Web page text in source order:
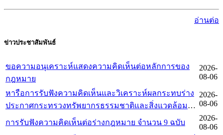
อ่านต่อ
ข่าวประชาสัมพันธ์
ขอความอนุเคราะห์แสดงความคิดเห็นต่อหลักการของ
กฎหมาย
2026-
08-06
หารือการรับฟังความคิดเห็นและวิเคราะห์ผลกระทบร่าง
ประกาศกระทรวงทรัพยากรธรรมชาติและสิ่งแวดล้อม
เพิกถอนเขตห้ามล่าสัตว์ป่า ของกรมอุทยานแห่งชาติ
2026-
08-06
การรับฟังความคิดเห็นต่อร่างกฎหมาย จำนวน 9 ฉบับ
2026-
08-06